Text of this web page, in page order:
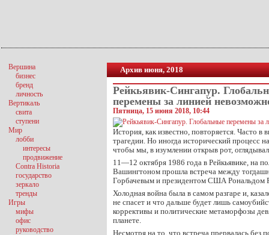
Архив июня, 2018
Рейкьявик-Сингапур.
перемены за линией
Пятница, 15 июня 2018, 10:44
История, как известно, повторяется. Часто в
трагедии. Но иногда исторический процесс
чтобы мы, в изумлении открыв рот,
11—12 октября 1986 года в Рейкьявике, на
Вашингтоном прошла встреча между
Горбачевым и президентом США Рональдом
Холодная война была в самом разгаре и,
не спасет и что дальше будет лишь
коррективы и политические метаморфозы
планете.
Несмотря на то, что встреча прервалась без
Вершина
бизнес
бренд
личность
Вертикаль
свита
ступени
Мир
лобби
интересы
продвижение
Contra Historia
государство
зеркало
тренды
Игры
мифы
офис
руководство